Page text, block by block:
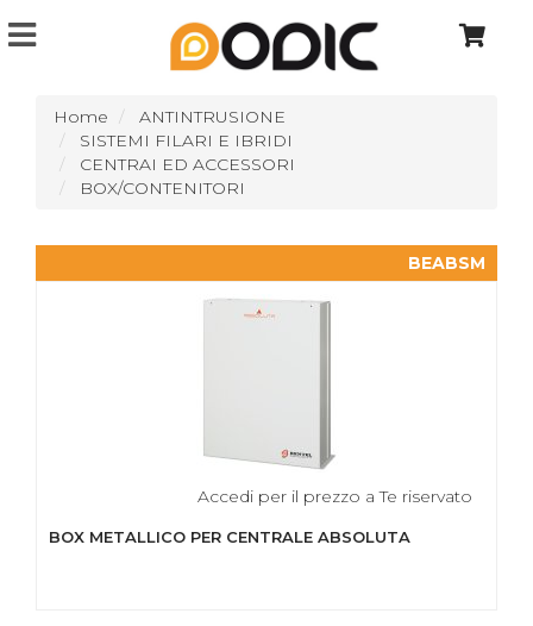
Home
ANTINTRUSIONE
SISTEMI FILARI E IBRIDI
CENTRAI ED ACCESSORI
BOX/CONTENITORI
BEABSM
Accedi per il prezzo a Te riservato
BOX METALLICO PER CENTRALE ABSOLUTA